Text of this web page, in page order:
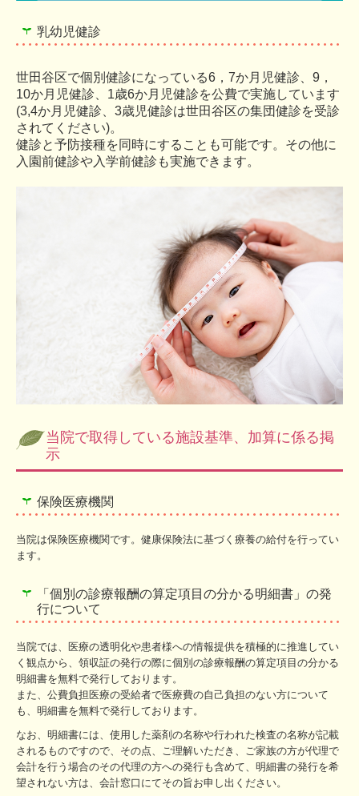
乳幼児健診
世田谷区で個別健診になっている6，7か月児健診、9，
10か月児健診、1歳6か月児健診を公費で実施しています
(3,4か月児健診、3歳児健診は世田谷区の集団健診を受診
されてください)。
健診と予防接種を同時にすることも可能です。その他に
入園前健診や入学前健診も実施できます。
当院で取得している施設基準、加算に係る掲
示
保険医療機関
当院は保険医療機関です。健康保険法に基づく療養の給付を行ってい
ます。
「個別の診療報酬の算定項目の分かる明細書」の発
行について
当院では、医療の透明化や患者様への情報提供を積極的に推進してい
く観点から、領収証の発行の際に個別の診療報酬の算定項目の分かる
明細書を無料で発行しております。
また、公費負担医療の受給者で医療費の自己負担のない方について
も、明細書を無料で発行しております。
なお、明細書には、使用した薬剤の名称や行われた検査の名称が記載
されるものですので、その点、ご理解いただき、ご家族の方が代理で
会計を行う場合のその代理の方への発行も含めて、明細書の発行を希
望されない方は、会計窓口にてその旨お申し出ください。